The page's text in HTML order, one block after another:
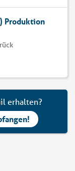
Produktion
erhalten?